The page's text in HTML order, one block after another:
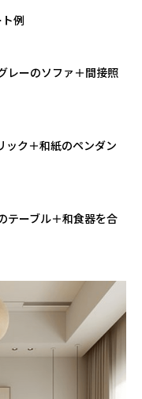
例
レーのソファ＋間接照
ク＋和紙のペンダン
テーブル＋和食器を合